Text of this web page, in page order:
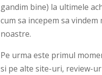
gandim bine) la ultimele
cum sa incepem sa
noastre.
Pe urma este primul
si pe alte site-uri, review-